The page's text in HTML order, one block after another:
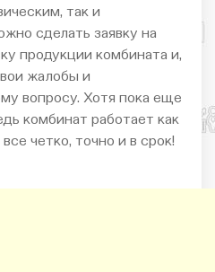
так и
сделать заявку на
продукции комбината и,
жалобы и
вопросу. Хотя пока еще
комбинат работает как
четко, точно и в срок!